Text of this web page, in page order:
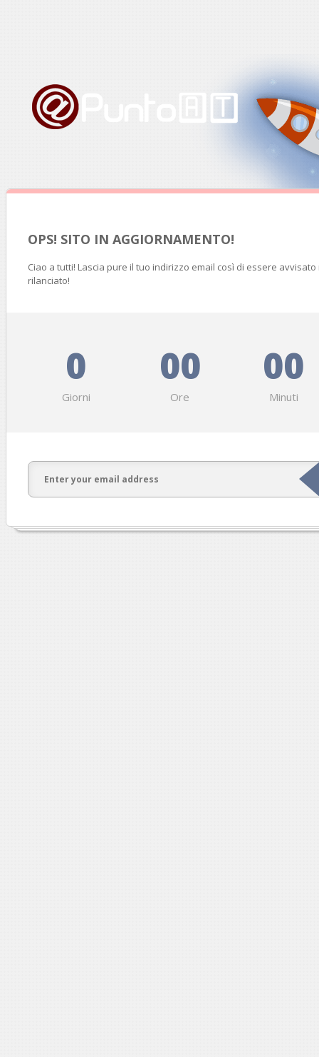
OPS! SITO IN AGGIORNAMENTO!
Ciao a tutti! Lascia pure il tuo indirizzo email così di essere
rilanciato!
0
Giorni
00
Ore
00
Minuti